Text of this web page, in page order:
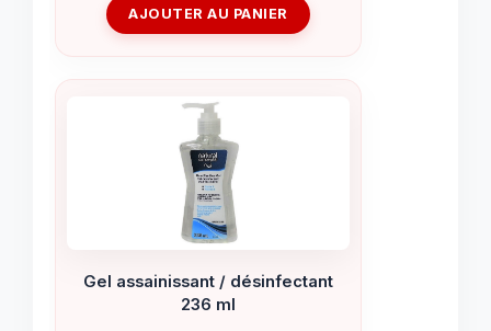
AJOUTER AU PANIER
Gel assainissant / désinfectant
236 ml